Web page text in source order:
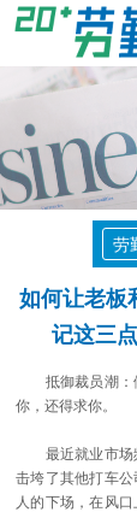
劳
如何让老板
记这三
抵御裁员潮：
你，还得求你。
最近就业市场
击垮了其他打车
人的下场，在风